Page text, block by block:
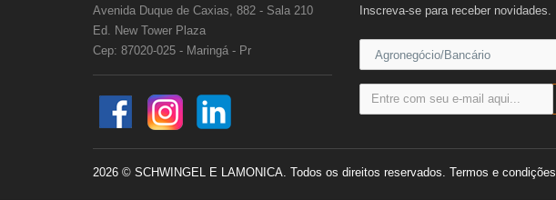
Avenida Duque de Caxias, 882 - Sala 210
Ed. New Tower Plaza
Cep: 87020-025 - Maringá - Pr
Inscreva-se para receber novidades.
2026 © SCHWINGEL E LAMONICA. Todos os direitos reservados. Termos e condições